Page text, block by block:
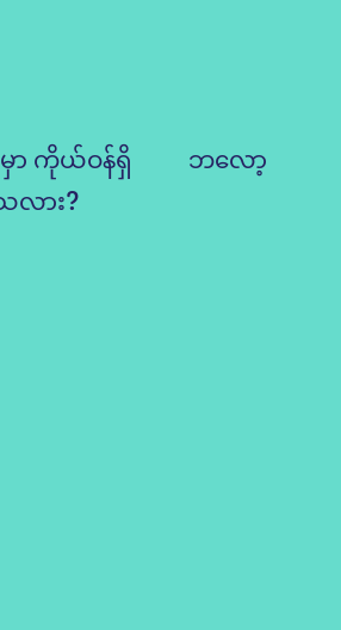
ာ ကိုယ်ဝန်ရှိ
လား?
ဘလော့